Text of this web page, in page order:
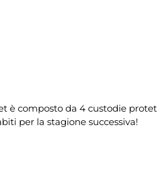
è composto da 4 custodie
per la stagione successiva!